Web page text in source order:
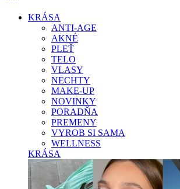
KRÁSA
ANTI-AGE
AKNÉ
PLEŤ
TELO
VLASY
NECHTY
MAKE-UP
NOVINKY
PORADŇA
PREMENY
VYROB SI SAMA
WELLNESS
KRÁSA